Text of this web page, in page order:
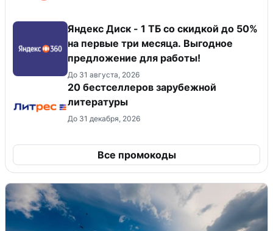
Яндекс Диск - 1 ТБ со скидкой до 50%
на первые три месяца. Выгодное
предложение для работы!
До 31 августа, 2026
20 бестселлеров зарубежной
литературы
До 31 декабря, 2026
Все промокоды